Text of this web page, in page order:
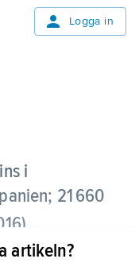
Logga in
i
21 660
tämligen
artikeln?